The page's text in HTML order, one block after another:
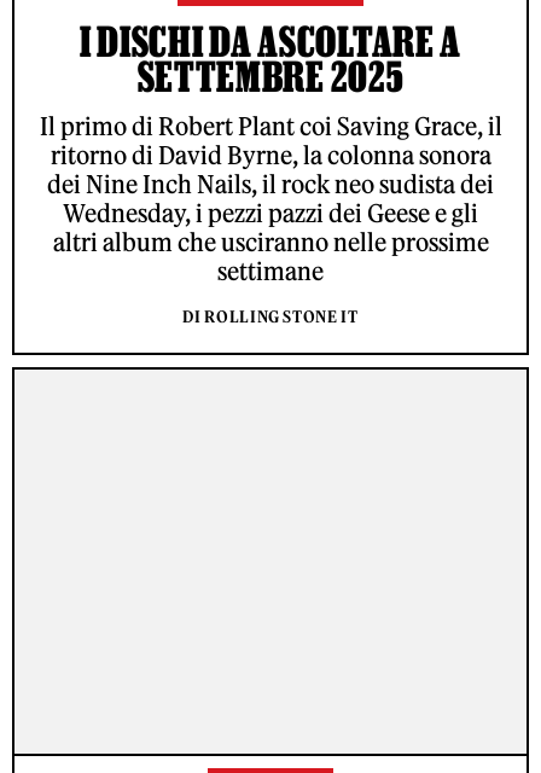
I DISCHI DA ASCOLTARE A
SETTEMBRE 2025
Il primo di Robert Plant coi Saving Grace, il
ritorno di David Byrne, la colonna sonora
dei Nine Inch Nails, il rock neo sudista dei
Wednesday, i pezzi pazzi dei Geese e gli
altri album che usciranno nelle prossime
settimane
DI ROLLING STONE IT